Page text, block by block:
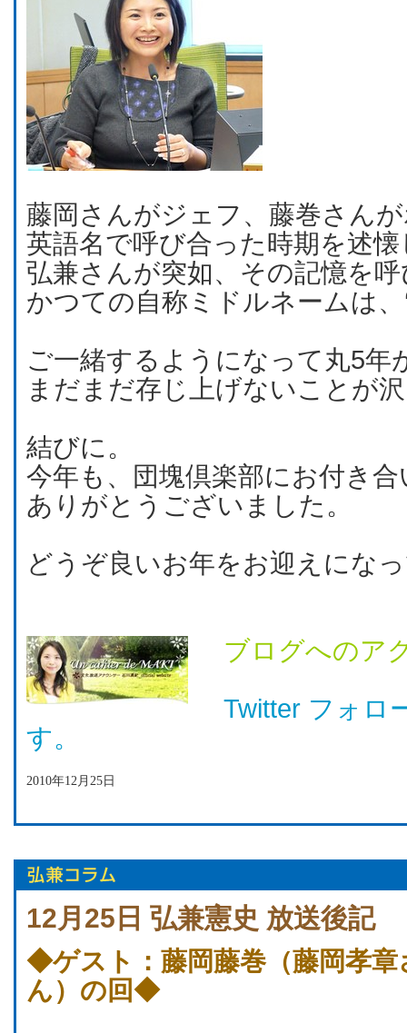
藤岡さんがジェフ、藤巻さん
英語名で呼び合った時期を述
弘兼さんが突如、その記憶を
かつての自称ミドルネームは、
ご一緒するようになって丸5年
まだまだ存じ上げないことが
結びに。
今年も、団塊倶楽部にお付き
ありがとうございました。
どうぞ良いお年をお迎えにな
ブログへのア
Twitter フォロ
す。
2010年12月25日
12月25日 弘兼憲史 放送後記
◆ゲスト：藤岡藤巻（藤岡孝章
ん）の回◆